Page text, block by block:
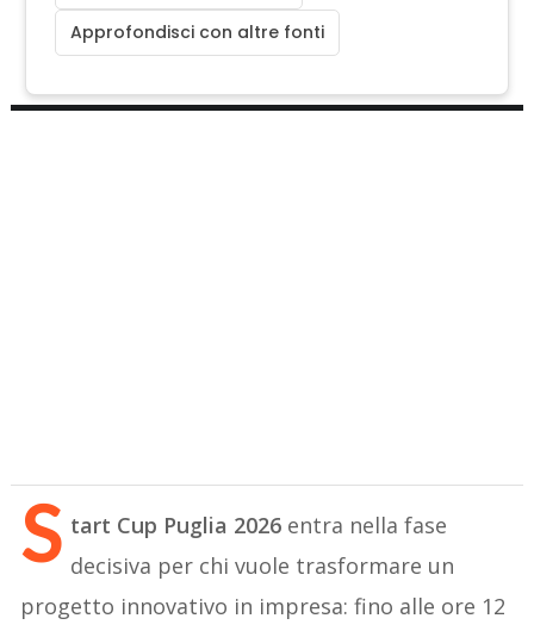
Approfondisci con altre fonti
S tart Cup Puglia 2026 entra nella fase
decisiva per chi vuole trasformare un
progetto innovativo in impresa: fino alle ore 12